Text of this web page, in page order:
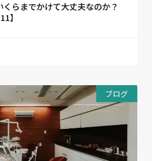
らまでかけて大丈夫なのか？
】
ブログ